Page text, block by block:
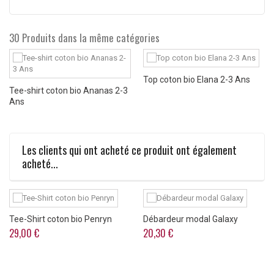
30 Produits dans la même catégories
Tee-shirt coton bio Ananas 2-3
Ans
Top coton bio Elana 2-3 Ans
Les clients qui ont acheté ce produit ont également
acheté...
Tee-Shirt coton bio Penryn
29,00 €
Débardeur modal Galaxy
20,30 €